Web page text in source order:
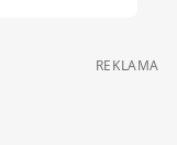
REKLAMA